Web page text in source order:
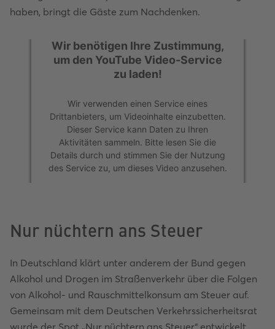
haben, bringt die Gäste zum Nachdenken.
Wir benötigen Ihre Zustimmung,
um den YouTube Video-Service
zu laden!
Wir verwenden einen Service eines
Drittanbieters, um Videoinhalte einzubetten.
Dieser Service kann Daten zu Ihren
Aktivitäten sammeln. Bitte lesen Sie die
Details durch und stimmen Sie der Nutzung
des Service zu, um dieses Video anzusehen.
Akzeptieren
Management Platform
Wir benötigen Ihre Zustimmung,
um den YouTube Video-Service
zu laden!
Wir verwenden einen Service eines
Drittanbieters, um Videoinhalte einzubetten.
Dieser Service kann Daten zu Ihren
Aktivitäten sammeln. Bitte lesen Sie die
Details durch und stimmen Sie der Nutzung
des Service zu, um dieses Video anzusehen.
Akzeptieren
Management Platform
Nur nüchtern ans Steuer
In Deutschland klärt unter anderem der Bund gegen
Alkohol und Drogen im Straßenverkehr über die Folgen
von Alkohol- und Rauschmittelkonsum am Steuer auf.
Gemeinsam mit dem Deutschen Verkehrssicherheitsrat
wurde der Spot „Nur nüchtern ans Steuer“ entwickelt.